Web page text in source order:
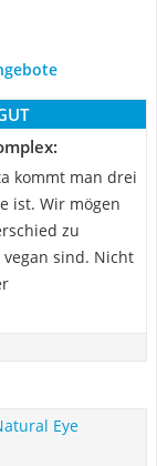
kommt man drei
ist. Wir mögen
zu
sind. Nicht
Eye